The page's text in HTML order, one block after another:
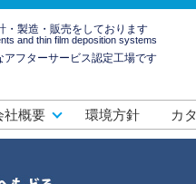
・製造・販売をしております
and thin film deposition systems
アフターサービス認定工場です
社概要 環境方針 カ